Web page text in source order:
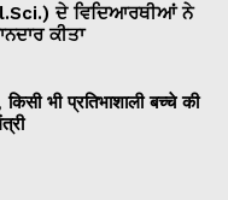
ਦੇ ਵਿਦਿਆਰਥੀਆਂ ਨੇ
ਕੀਤਾ
भी प्रतिभाशाली बच्चे की